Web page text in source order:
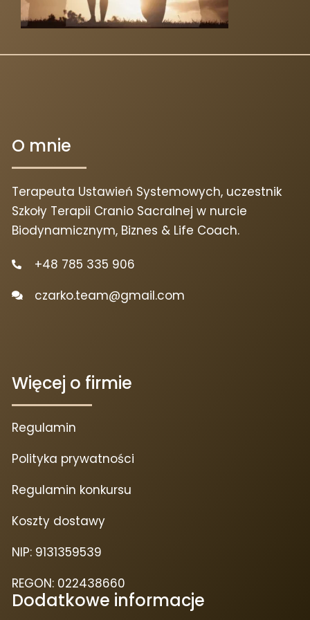
O mnie
Terapeuta Ustawień Systemowych, uczestnik
Szkoły Terapii Cranio Sacralnej w nurcie
Biodynamicznym, Biznes & Life Coach.
+48 785 335 906
czarko.team@gmail.com
Więcej o firmie
Regulamin
Polityka prywatności
Regulamin konkursu
Koszty dostawy
NIP: 9131359539
REGON: 022438660
Dodatkowe informacje